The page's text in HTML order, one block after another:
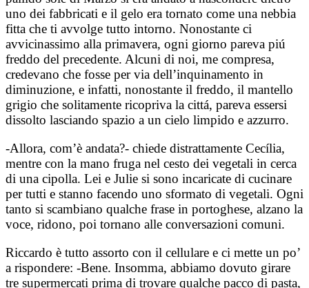
uno dei fabbricati e il gelo era tornato come una nebbia
fitta che ti avvolge tutto intorno. Nonostante ci
avvicinassimo alla primavera, ogni giorno pareva piú
freddo del precedente. Alcuni di noi, me compresa,
credevano che fosse per via dell’inquinamento in
diminuzione, e infatti, nonostante il freddo, il mantello
grigio che solitamente ricopriva la cittá, pareva essersi
dissolto lasciando spazio a un cielo limpido e azzurro.
-Allora, com’è andata?- chiede distrattamente Cecília,
mentre con la mano fruga nel cesto dei vegetali in cerca
di una cipolla. Lei e Julie si sono incaricate di cucinare
per tutti e stanno facendo uno sformato di vegetali. Ogni
tanto si scambiano qualche frase in portoghese, alzano la
voce, ridono, poi tornano alle conversazioni comuni.
Riccardo è tutto assorto con il cellulare e ci mette un po’
a rispondere: -Bene. Insomma, abbiamo dovuto girare
tre supermercati prima di trovare qualche pacco di pasta,